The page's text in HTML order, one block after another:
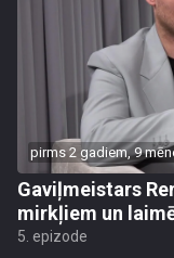
pirms 2 gadiem, 9
Gaviļmeistars
mirkļiem un
5. epizode